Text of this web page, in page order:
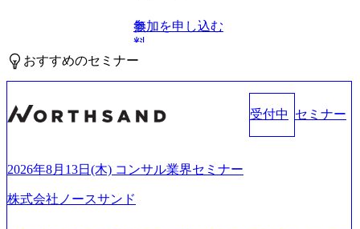
無
料
参加を申し込む
おすすめのセミナー
受付中 セミナー
2026年8月13日(木) コンサル業界セミナー
株式会社ノースサンド